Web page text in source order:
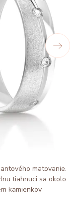
matovanie.
tiahnuci sa okolo
kamienkov